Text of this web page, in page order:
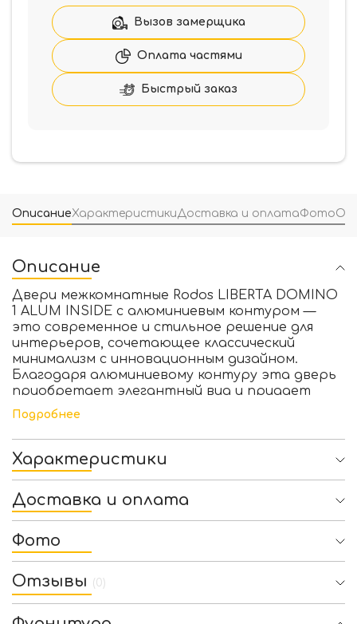
Вызов замерщика
Оплата частями
Быстрый заказ
ОписаниеХарактеристикиДоставка и оплатаФото
Описание
Двери межкомнатные Rodos LIBERTA DOMINO
1 ALUM INSIDE с алюминиевым контуром —
это современное и стильное решение для
интерьеров, сочетающее классический
минимализм с инновационным дизайном.
Благодаря алюминиевому контуру эта дверь
приобретает элегантный вид и придает
вашему помещению современный акцент.
Основные характеристики:
Дизайн:Двери Rodos LIBERTA DOMINO 1
ALUM INSIDE отличаются изящным
дизайном с использованием алюминиевого
простые, но изысканные. Алюминиевый
контур придает дверям современный вид и
дополнительную прочность, что позволяет
им хорошо вписаться в интерьеры,
выполненные в минималистическом или
лаконичном стиле.
Материал:
Подробнее
Характеристики
Доставка и оплата
Фото
Отзывы (0)